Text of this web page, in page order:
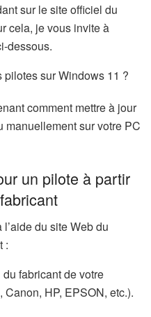
sur le site officiel du
cela, je vous invite à
dessous.
comment mettre à jour
manuellement sur votre PC
un pilote à partir
du site Web du
:
fabricant de votre
HP, EPSON, etc.).